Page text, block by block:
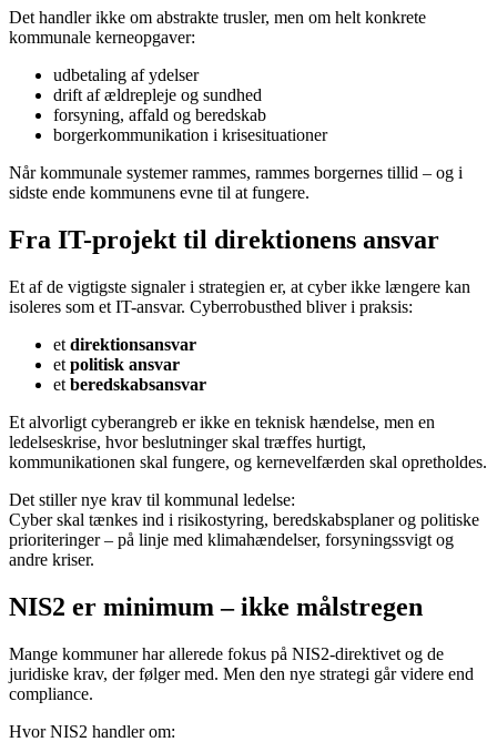
Det handler ikke om abstrakte trusler, men om helt konkrete
kommunale kerneopgaver:
udbetaling af ydelser
drift af ældrepleje og sundhed
forsyning, affald og beredskab
borgerkommunikation i krisesituationer
Når kommunale systemer rammes, rammes borgernes tillid – og i
sidste ende kommunens evne til at fungere.
Fra IT-projekt til direktionens ansvar
Et af de vigtigste signaler i strategien er, at cyber ikke længere kan
isoleres som et IT-ansvar. Cyberrobusthed bliver i praksis:
et direktionsansvar
et politisk ansvar
et beredskabsansvar
Et alvorligt cyberangreb er ikke en teknisk hændelse, men en
ledelseskrise, hvor beslutninger skal træffes hurtigt,
kommunikationen skal fungere, og kernevelfærden skal opretholdes.
Det stiller nye krav til kommunal ledelse:
Cyber skal tænkes ind i risikostyring, beredskabsplaner og politiske
prioriteringer – på linje med klimahændelser, forsyningssvigt og
andre kriser.
NIS2 er minimum – ikke målstregen
Mange kommuner har allerede fokus på NIS2-direktivet og de
juridiske krav, der følger med. Men den nye strategi går videre end
compliance.
Hvor NIS2 handler om: